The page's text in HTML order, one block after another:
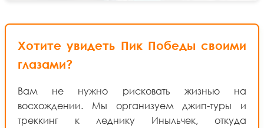
Хотите увидеть Пик Победы своими
глазами?
Вам не нужно рисковать жизнью на
восхождении. Мы организуем джип-туры и
треккинг к леднику Иныльчек, откуда